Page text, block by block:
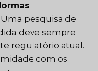
Uma pesquisa de
deve sempre
regulatório atual.
com os